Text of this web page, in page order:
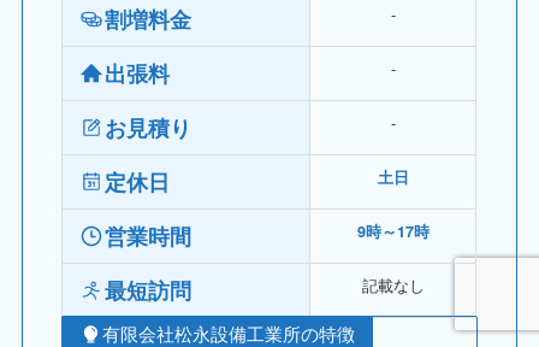
割増料金 ‐
出張料 ‐
お見積り ‐
定休日 土日
営業時間 9時～17時
最短訪問 記載なし
有限会社松永設備工業所の特徴